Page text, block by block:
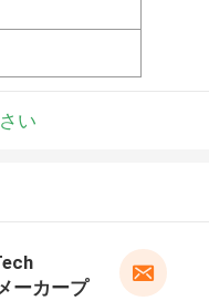
い
ーカープ